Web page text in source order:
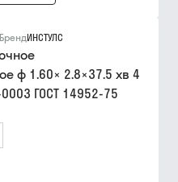
БрендИНСТУЛС
ф 1.60× 2.8×37.5 хв 4
ГОСТ 14952-75